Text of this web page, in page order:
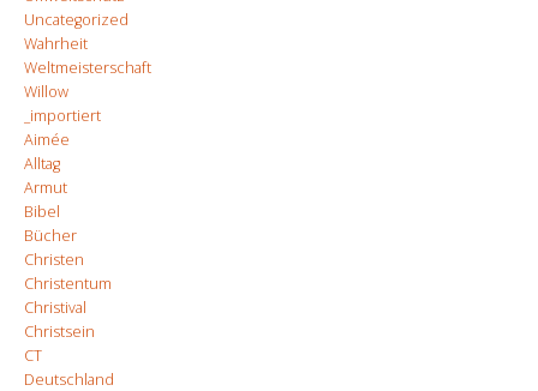
Uncategorized
Wahrheit
Weltmeisterschaft
Willow
_importiert
Aimée
Alltag
Armut
Bibel
Bücher
Christen
Christentum
Christival
Christsein
CT
Deutschland